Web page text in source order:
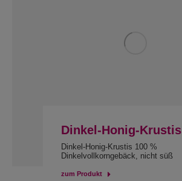
Dinkel-Honig-Krustis
Dinkel-Honig-Krustis 100 %
Dinkelvollkorngebäck, nicht süß
zum Produkt